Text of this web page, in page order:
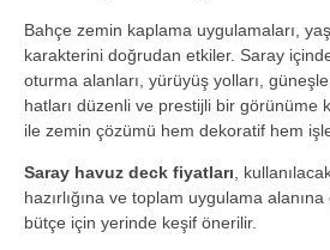
Bahçe zemin kaplama uygulamaları,
karakterini doğrudan etkiler. Saray
oturma alanları, yürüyüş yolları,
hatları düzenli ve prestijli bir görünüme
ile zemin çözümü hem dekoratif hem
Saray havuz deck fiyatları ,
hazırlığına ve toplam uygulama
bütçe için yerinde keşif önerilir.